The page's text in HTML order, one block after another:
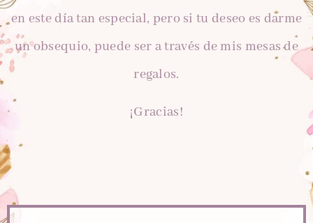
en este día tan especial, pero si tu deseo es darme
un obsequio, puede ser a través de mis mesas de
regalos.
¡Gracias!